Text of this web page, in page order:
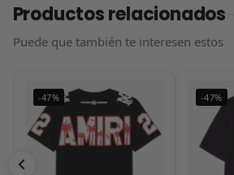
Productos relacionados
Puede que también te interesen estos
-47% -47%